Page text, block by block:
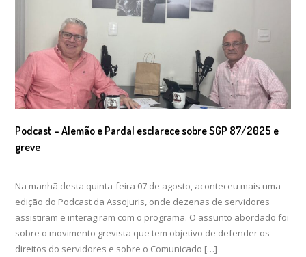
Podcast – Alemão e Pardal esclarece sobre SGP 87/2025 e
greve
Na manhã desta quinta-feira 07 de agosto, aconteceu mais uma
edição do Podcast da Assojuris, onde dezenas de servidores
assistiram e interagiram com o programa. O assunto abordado foi
sobre o movimento grevista que tem objetivo de defender os
direitos do servidores e sobre o Comunicado […]